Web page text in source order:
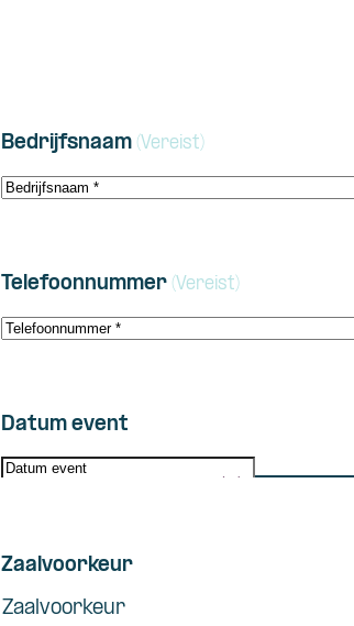
Bedrijfsnaam (Vereist)
Telefoonnummer (Vereist)
Datum event
MM
slash
Zaalvoorkeur
Zaalvoorkeur